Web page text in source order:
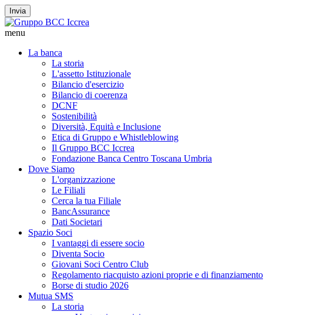
Invia
menu
La banca
La storia
L'assetto Istituzionale
Bilancio d'esercizio
Bilancio di coerenza
DCNF
Sostenibilità
Diversità, Equità e Inclusione
Etica di Gruppo e Whistleblowing
Il Gruppo BCC Iccrea
Fondazione Banca Centro Toscana Umbria
Dove Siamo
L'organizzazione
Le Filiali
Cerca la tua Filiale
BancAssurance
Dati Societari
Spazio Soci
I vantaggi di essere socio
Diventa Socio
Giovani Soci Centro Club
Regolamento riacquisto azioni proprie e di finanziamento
Borse di studio 2026
Mutua SMS
La storia